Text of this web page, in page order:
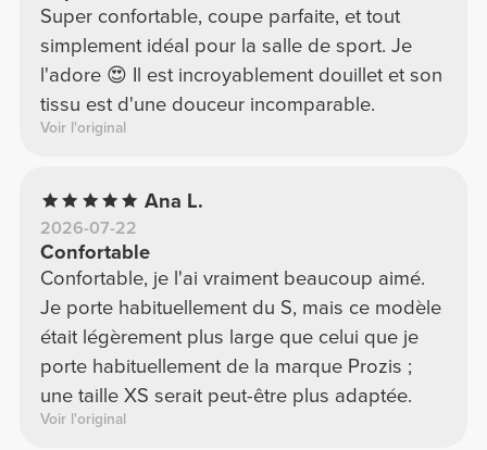
Super confortable, coupe parfaite, et tout
simplement idéal pour la salle de sport. Je
l'adore 😍 Il est incroyablement douillet et son
tissu est d'une douceur incomparable.
Voir l'original
Ana L.
2026-07-22
Confortable
Confortable, je l'ai vraiment beaucoup aimé.
Je porte habituellement du S, mais ce modèle
était légèrement plus large que celui que je
porte habituellement de la marque Prozis ;
une taille XS serait peut-être plus adaptée.
Voir l'original